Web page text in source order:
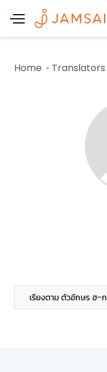
Home Translators
เรียงตาม ตัวอักษร ฮ-ก